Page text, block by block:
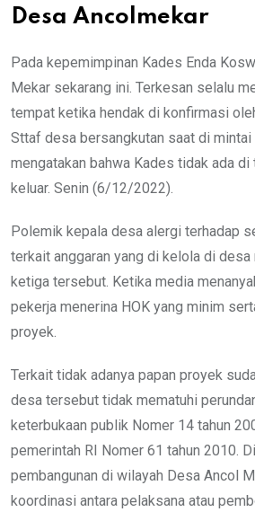
Desa Ancolmekar
Pada kepemimpinan Kades Enda
Mekar sekarang ini. Terkesan selalu
tempat ketika hendak di konfirmasi
Sttaf desa bersangkutan saat di mintai
mengatakan bahwa Kades tidak ada
keluar. Senin (6/12/2022).
Polemik kepala desa alergi terhadap
terkait anggaran yang di kelola di desa
ketiga tersebut. Ketika media
pekerja menerina HOK yang minim
proyek.
Terkait tidak adanya papan proyek
desa tersebut tidak mematuhi
keterbukaan publik Nomer 14 tahun
pemerintah RI Nomer 61 tahun 2010.
pembangunan di wilayah Desa Ancol
koordinasi antara pelaksana atau